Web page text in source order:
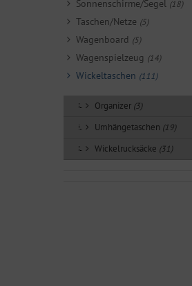
Sonnenschirme/Segel (18)
Taschen/Netze (5)
Wagenboard (5)
Wagenspielzeug (14)
Wickeltaschen (111)
Organizer (3)
Umhängetaschen (19)
Wickelrucksäcke (31)